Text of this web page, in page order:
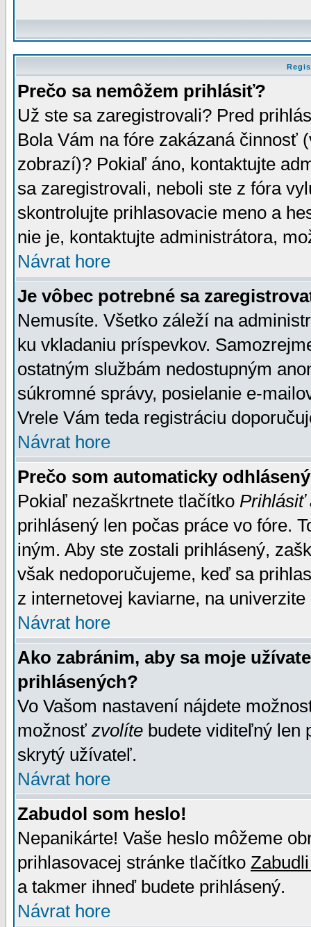
Prečo sa nemôžem prihlásiť?
Už ste sa zaregistrovali? Pred
Bola Vám na fóre zakázaná činnosť
zobrazí)? Pokiaľ áno, kontaktujte
sa zaregistrovali, neboli ste z fóra
skontrolujte prihlasovacie meno a
nie je, kontaktujte administrátora,
Návrat hore
Je vôbec potrebné sa
Nemusíte. Všetko záleží na
ku vkladaniu príspevkov.
ostatným službám nedostupným
súkromné správy, posielanie e-
Vrele Vám teda registráciu
Návrat hore
Prečo som automaticky
Pokiaľ nezaškrtnete tlačítko Prihlásiť
prihlásený len počas práce vo fóre.
iným. Aby ste zostali prihlásený,
však nedoporučujeme, keď sa
z internetovej kaviarne, na univerzite
Návrat hore
Ako zabránim, aby sa moje
prihlásených?
Vo Vašom nastavení nájdete
možnosť zvolíte budete viditeľný len
skrytý užívateľ.
Návrat hore
Zabudol som heslo!
Nepanikárte! Vaše heslo môžeme
prihlasovacej stránke tlačítko
a takmer ihneď budete prihlásený.
Návrat hore